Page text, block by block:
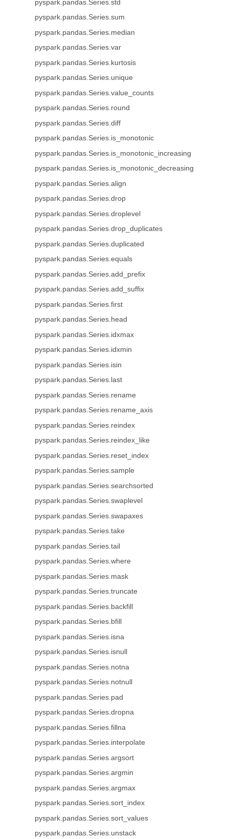
pyspark.pandas.Series.std
pyspark.pandas.Series.sum
pyspark.pandas.Series.median
pyspark.pandas.Series.var
pyspark.pandas.Series.kurtosis
pyspark.pandas.Series.unique
pyspark.pandas.Series.value_counts
pyspark.pandas.Series.round
pyspark.pandas.Series.diff
pyspark.pandas.Series.is_monotonic
pyspark.pandas.Series.is_monotonic_increasing
pyspark.pandas.Series.is_monotonic_decreasing
pyspark.pandas.Series.align
pyspark.pandas.Series.drop
pyspark.pandas.Series.droplevel
pyspark.pandas.Series.drop_duplicates
pyspark.pandas.Series.duplicated
pyspark.pandas.Series.equals
pyspark.pandas.Series.add_prefix
pyspark.pandas.Series.add_suffix
pyspark.pandas.Series.first
pyspark.pandas.Series.head
pyspark.pandas.Series.idxmax
pyspark.pandas.Series.idxmin
pyspark.pandas.Series.isin
pyspark.pandas.Series.last
pyspark.pandas.Series.rename
pyspark.pandas.Series.rename_axis
pyspark.pandas.Series.reindex
pyspark.pandas.Series.reindex_like
pyspark.pandas.Series.reset_index
pyspark.pandas.Series.sample
pyspark.pandas.Series.searchsorted
pyspark.pandas.Series.swaplevel
pyspark.pandas.Series.swapaxes
pyspark.pandas.Series.take
pyspark.pandas.Series.tail
pyspark.pandas.Series.where
pyspark.pandas.Series.mask
pyspark.pandas.Series.truncate
pyspark.pandas.Series.backfill
pyspark.pandas.Series.bfill
pyspark.pandas.Series.isna
pyspark.pandas.Series.isnull
pyspark.pandas.Series.notna
pyspark.pandas.Series.notnull
pyspark.pandas.Series.pad
pyspark.pandas.Series.dropna
pyspark.pandas.Series.fillna
pyspark.pandas.Series.interpolate
pyspark.pandas.Series.argsort
pyspark.pandas.Series.argmin
pyspark.pandas.Series.argmax
pyspark.pandas.Series.sort_index
pyspark.pandas.Series.sort_values
pyspark.pandas.Series.unstack